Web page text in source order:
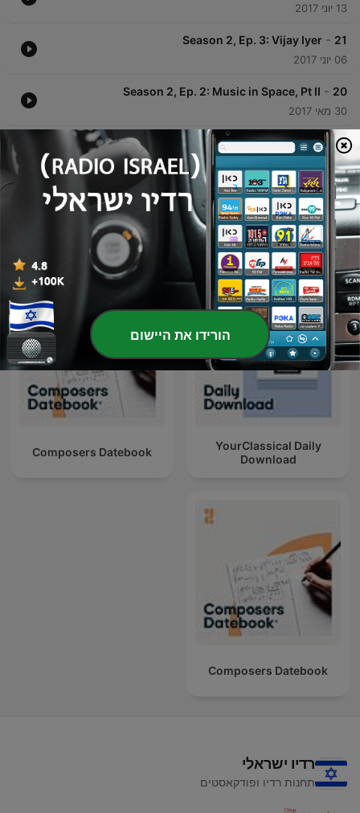
13 יוני 2017
21
-
Season 2, Ep. 3: Vijay Iyer
06 יוני 2017
20
-
Season 2, Ep. 2: Music in Space, Pt II
30 מאי 2017
הציגו פרקים נוספים
פודקאסטים של Your Classical Relax
YourClassical Daily
Download
Composers Datebook
Composers Datebook
רדיו ישראלי
תחנות רדיו ופודקאסטים
הורידו את היישום